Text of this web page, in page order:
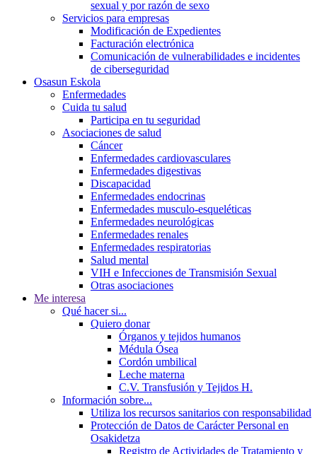
sexual y por razón de sexo
Servicios para empresas
Modificación de Expedientes
Facturación electrónica
Comunicación de vulnerabilidades e incidentes
de ciberseguridad
Osasun Eskola
Enfermedades
Cuida tu salud
Participa en tu seguridad
Asociaciones de salud
Cáncer
Enfermedades cardiovasculares
Enfermedades digestivas
Discapacidad
Enfermedades endocrinas
Enfermedades musculo-esqueléticas
Enfermedades neurológicas
Enfermedades renales
Enfermedades respiratorias
Salud mental
VIH e Infecciones de Transmisión Sexual
Otras asociaciones
Me interesa
Qué hacer si...
Quiero donar
Órganos y tejidos humanos
Médula Ósea
Cordón umbilical
Leche materna
C.V. Transfusión y Tejidos H.
Información sobre...
Utiliza los recursos sanitarios con responsabilidad
Protección de Datos de Carácter Personal en
Osakidetza
Registro de Actividades de Tratamiento y